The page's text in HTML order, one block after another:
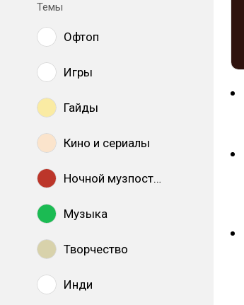
Темы
Офтоп
Игры
Гайды
Кино и сериалы
Ночной музпостинг
Музыка
Творчество
Инди